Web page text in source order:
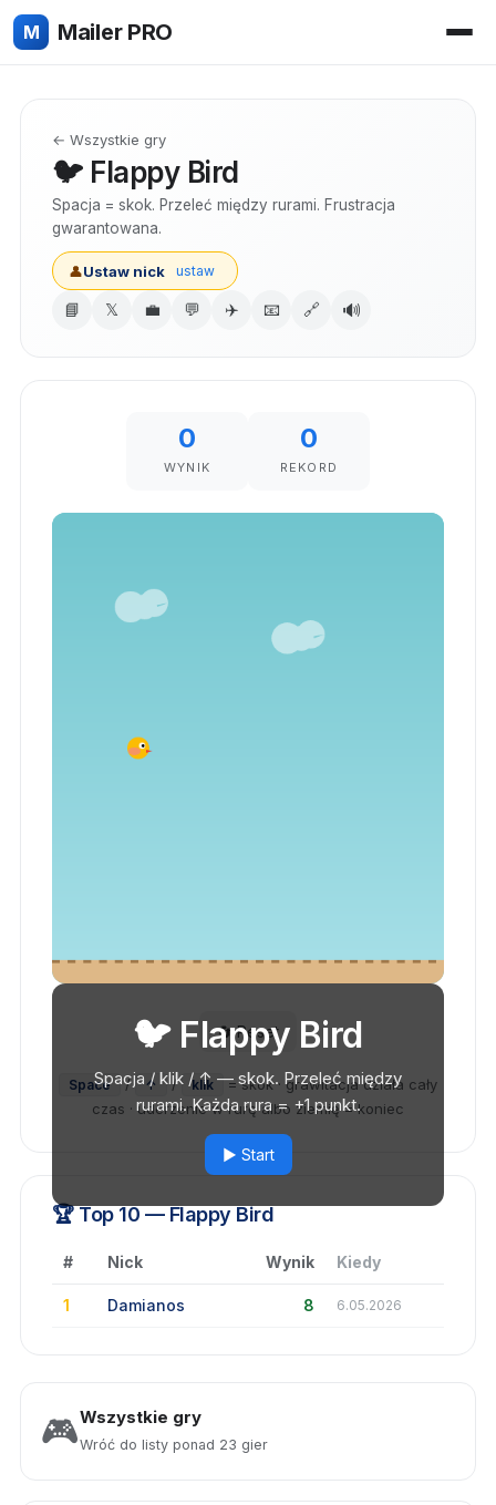
M Mailer PRO
← Wszystkie gry
🐦 Flappy Bird
Spacja = skok. Przeleć między rurami. Frustracja
gwarantowana.
👤Ustaw nick ustaw
📘 𝕏 💼 💬 ✈️ 📧 🔗 🔊
0
WYNIK
0
REKORD
🐦 Flappy Bird
Spacja / klik / ↑ — skok. Przeleć między
rurami. Każda rura = +1 punkt.
▶️ Start
🔄 Reset
Space / ↑ / klik = skok · grawitacja działa cały
czas · uderzenie w rurę albo ziemię = koniec
🏆 Top 10 — Flappy Bird
# Nick Wynik Kiedy
1 Damianos 8 6.05.2026
🎮Wszystkie gry
Wróć do listy ponad 23 gier